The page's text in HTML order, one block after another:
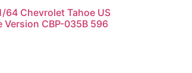
64 Chevrolet Tahoe US
Version CBP-035B 596